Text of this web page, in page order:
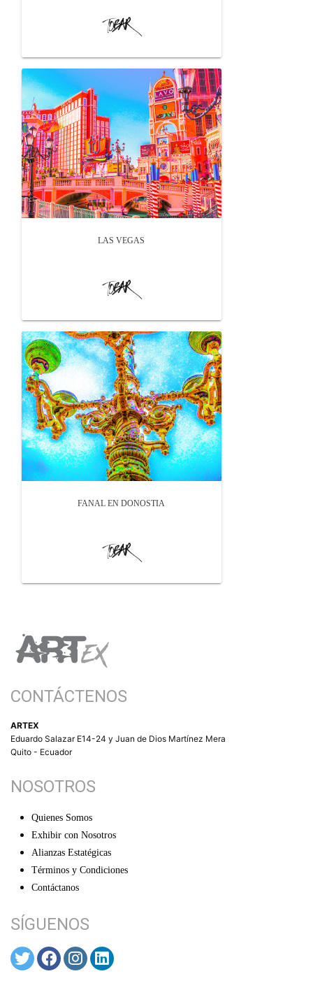
LAS VEGAS
FANAL EN DONOSTIA
CONTÁCTENOS
ARTEX
Eduardo Salazar E14-24 y Juan de Dios Martínez Mera
Quito - Ecuador
NOSOTROS
Quienes Somos
Exhibir con Nosotros
Alianzas Estatégicas
Términos y Condiciones
Contáctanos
SÍGUENOS